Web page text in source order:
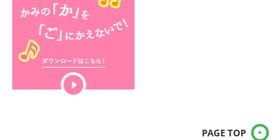
PAGE TOP